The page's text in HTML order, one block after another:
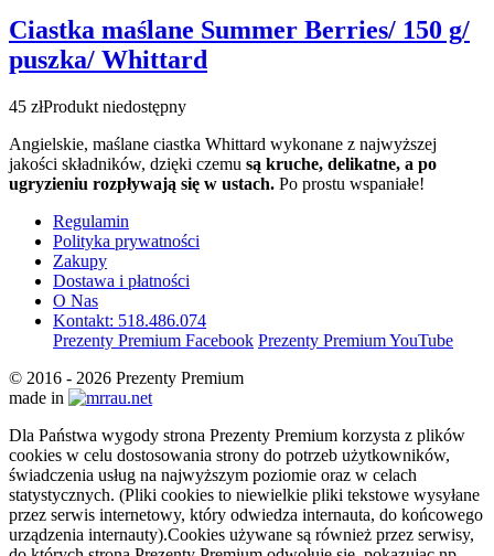
Ciastka maślane Summer Berries/ 150 g/
puszka/ Whittard
45 złProdukt niedostępny
Angielskie, maślane ciastka Whittard wykonane z najwyższej
jakości składników, dzięki czemu są kruche, delikatne, a po
ugryzieniu rozpływają się w ustach. Po prostu wspaniałe!
Regulamin
Polityka prywatności
Zakupy
Dostawa i płatności
O Nas
Kontakt: 518.486.074
Prezenty Premium Facebook Prezenty Premium YouTube
© 2016 - 2026 Prezenty Premium
made in
Dla Państwa wygody strona Prezenty Premium korzysta z plików
cookies w celu dostosowania strony do potrzeb użytkowników,
świadczenia usług na najwyższym poziomie oraz w celach
statystycznych. (Pliki cookies to niewielkie pliki tekstowe wysyłane
przez serwis internetowy, który odwiedza internauta, do końcowego
urządzenia internauty).Cookies używane są również przez serwisy,